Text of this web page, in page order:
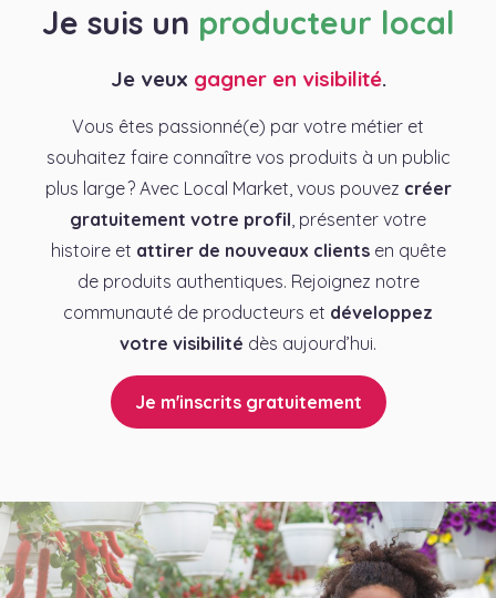
Je suis un producteur local
Je veux gagner en visibilité.
Vous êtes passionné(e) par votre métier et
souhaitez faire connaître vos produits à un public
plus large ? Avec Local Market, vous pouvez créer
gratuitement votre profil , présenter votre
histoire et attirer de nouveaux clientsen quête
de produits authentiques. Rejoignez notre
communauté de producteurs et développez
votre visibilité dès aujourd’hui.
Je m'inscrits gratuitement